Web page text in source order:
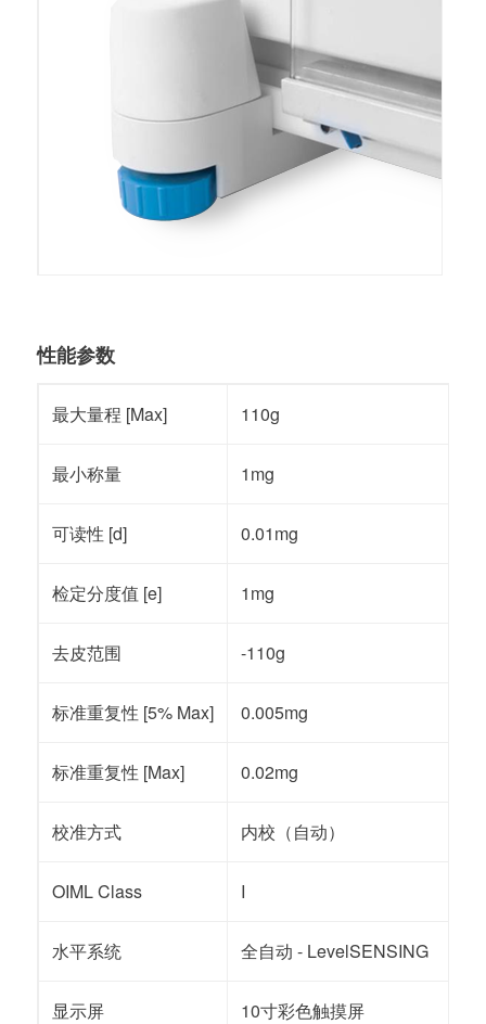
性能参数
最大量程 [Max] 110g
最小称量 1mg
可读性 [d] 0.01mg
检定分度值 [e] 1mg
去皮范围 -110g
标准重复性 [5% Max] 0.005mg
标准重复性 [Max] 0.02mg
校准方式 内校（自动）
OIML Class I
水平系统 全自动 - LevelSENSING
显示屏 10寸彩色触摸屏